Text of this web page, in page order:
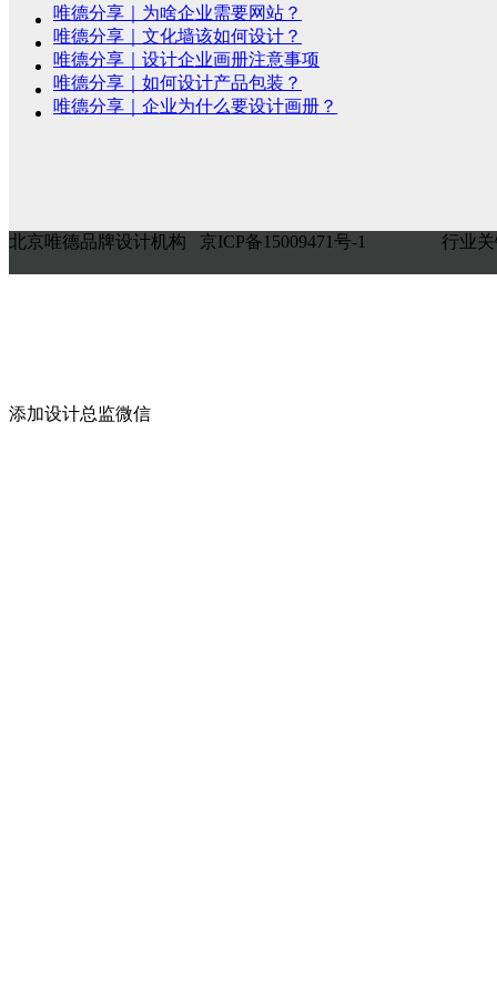
唯德分享｜为啥企业需要网站？
唯德分享｜文化墙该如何设计？
唯德分享｜设计企业画册注意事项
唯德分享｜如何设计产品包装？
唯德分享｜企业为什么要设计画册？
北京唯德品牌设计机构 京ICP备15009471号-1 行业
添加设计总监微信